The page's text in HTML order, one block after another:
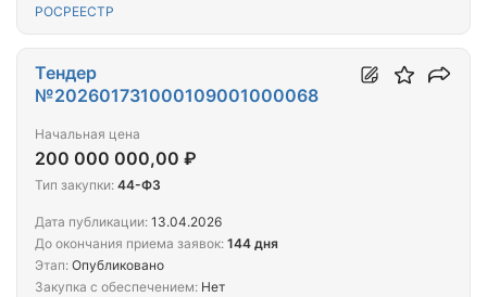
РОСРЕЕСТР
Тендер
№202601731000109001000068
Начальная цена
200 000 000,00 ₽
Тип закупки: 44-ФЗ
Дата публикации: 13.04.2026
До окончания приема заявок: 144 дня
Этап: Опубликовано
Закупка с обеспечением: Нет